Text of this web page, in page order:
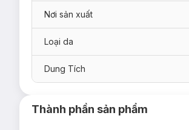
Nơi sản xuất
Loại da
Dung Tích
Thành phần sản phẩm